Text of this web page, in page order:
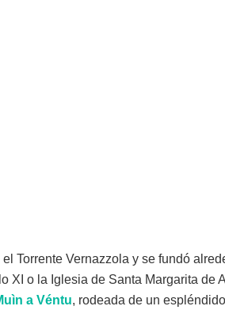
Torrente Vernazzola y se fundó
XI o la Iglesia de Santa Margarita de
a Véntu, rodeada de un